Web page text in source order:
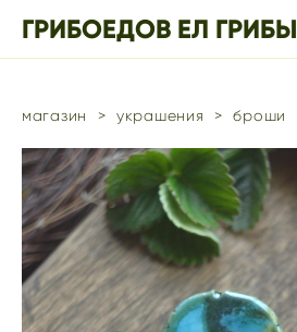
ГРИБОЕДОВ ЕЛ ГРИБЫ
магазин > украшения > броши